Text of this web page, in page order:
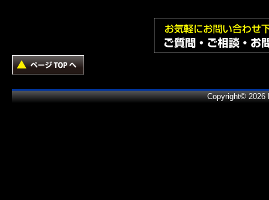
Copyright© 2026